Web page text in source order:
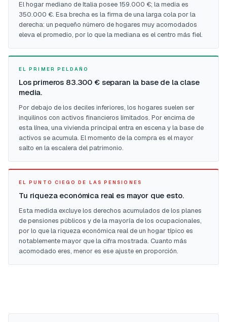
El hogar mediano de Italia posee 159.000 €; la media es
350.000 €. Esa brecha es la firma de una larga cola por la
derecha: un pequeño número de hogares muy acomodados
eleva el promedio, por lo que la mediana es el centro más fiel.
EL PRIMER PELDAÑO
Los primeros 83.300 € separan la base de la clase
media.
Por debajo de los deciles inferiores, los hogares suelen ser
inquilinos con activos financieros limitados. Por encima de
esta línea, una vivienda principal entra en escena y la base de
activos se acumula. El momento de la compra es el mayor
salto en la escalera del patrimonio.
EL PUNTO CIEGO DE LAS PENSIONES
Tu riqueza económica real es mayor que esto.
Esta medida excluye los derechos acumulados de los planes
de pensiones públicos y de la mayoría de los ocupacionales,
por lo que la riqueza económica real de un hogar típico es
notablemente mayor que la cifra mostrada. Cuanto más
acomodado eres, menor es ese ajuste en proporción.